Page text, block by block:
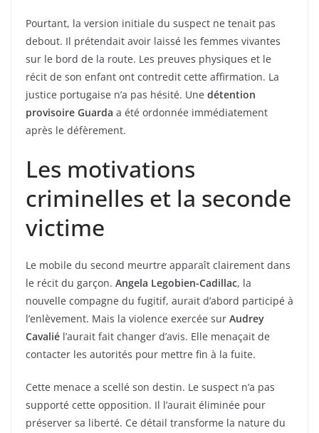
Pourtant, la version initiale du suspect ne tenait pas
debout. Il prétendait avoir laissé les femmes vivantes
sur le bord de la route. Les preuves physiques et le
récit de son enfant ont contredit cette affirmation. La
justice portugaise n’a pas hésité. Une détention
provisoire Guarda a été ordonnée immédiatement
après le défèrement.
Les motivations
criminelles et la seconde
victime
Le mobile du second meurtre apparaît clairement dans
le récit du garçon. Angela Legobien-Cadillac, la
nouvelle compagne du fugitif, aurait d’abord participé à
l’enlèvement. Mais la violence exercée sur Audrey
Cavalié l’aurait fait changer d’avis. Elle menaçait de
contacter les autorités pour mettre fin à la fuite.
Cette menace a scellé son destin. Le suspect n’a pas
supporté cette opposition. Il l’aurait éliminée pour
préserver sa liberté. Ce détail transforme la nature du